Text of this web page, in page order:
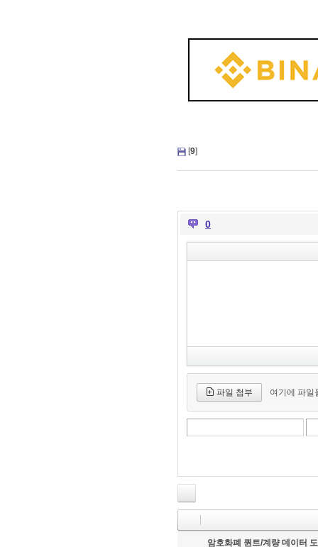
[9]
0
파일 첨부 여기에 파일
암호화폐 퀀트/계량 데이터